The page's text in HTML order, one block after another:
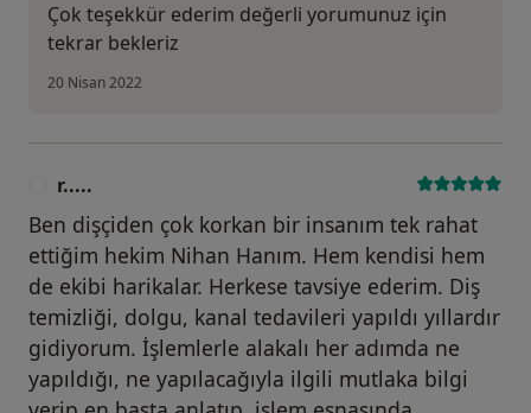
Çok teşekkür ederim değerli yorumunuz için
tekrar bekleriz
20 Nisan 2022
r.....
Ben dişçiden çok korkan bir insanım tek rahat
ettiğim hekim Nihan Hanım. Hem kendisi hem
de ekibi harikalar. Herkese tavsiye ederim. Diş
temizliği, dolgu, kanal tedavileri yapıldı yıllardır
gidiyorum. İşlemlerle alakalı her adımda ne
yapıldığı, ne yapılacağıyla ilgili mutlaka bilgi